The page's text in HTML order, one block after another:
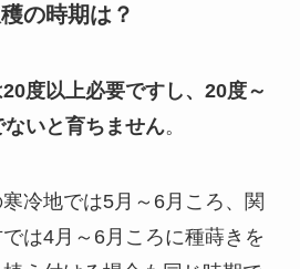
の時期は？
度以上必要ですし、20度～
いと育ちません。
冷地では5月～6月ころ、関
は4月～6月ころに種蒔きを